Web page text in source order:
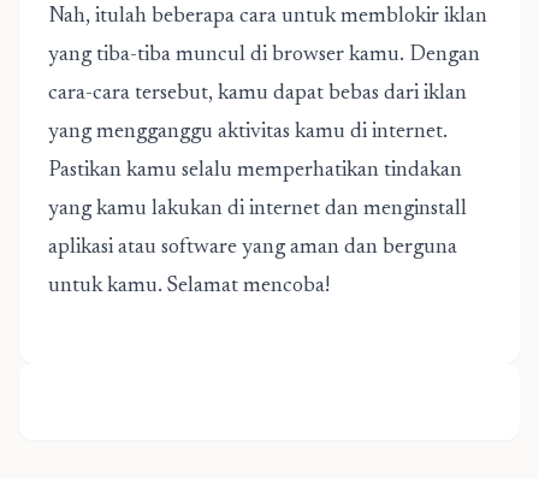
Nah, itulah beberapa cara untuk memblokir iklan
yang tiba-tiba muncul di browser kamu. Dengan
cara-cara tersebut, kamu dapat bebas dari iklan
yang mengganggu aktivitas kamu di internet.
Pastikan kamu selalu memperhatikan tindakan
yang kamu lakukan di internet dan menginstall
aplikasi atau software yang aman dan berguna
untuk kamu. Selamat mencoba!